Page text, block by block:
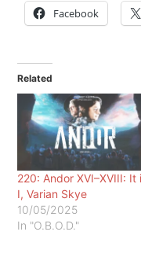
Facebook
Related
220: Andor XVI–XVIII: It
I, Varian Skye
10/05/2025
In "O.B.O.D."